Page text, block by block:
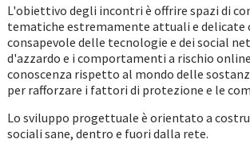
L'obiettivo degli incontri è offrire spazi di
tematiche estremamente attuali e delicate
consapevole delle tecnologie e dei social
d'azzardo e i comportamenti a rischio
conoscenza rispetto al mondo delle
per rafforzare i fattori di protezione e le
Lo sviluppo progettuale è orientato a
sociali sane, dentro e fuori dalla rete.